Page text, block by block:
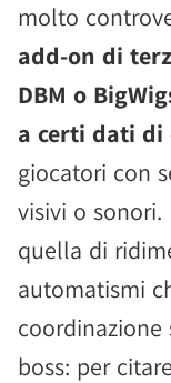
molto
add-on di
DBM o
a certi dati
giocatori con
visivi o sonori.
quella di
automatismi
boss: per